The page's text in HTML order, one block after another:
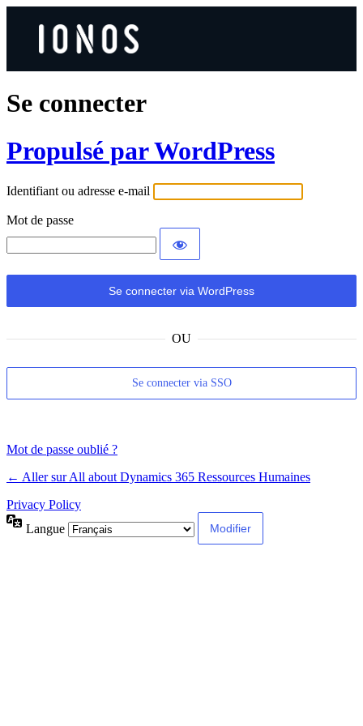
Se connecter
Propulsé par WordPress
Identifiant ou adresse e-mail
Mot de passe
OU
Se connecter via SSO
Mot de passe oublié ?
← Aller sur All about Dynamics 365 Ressources Humaines
Privacy Policy
Langue